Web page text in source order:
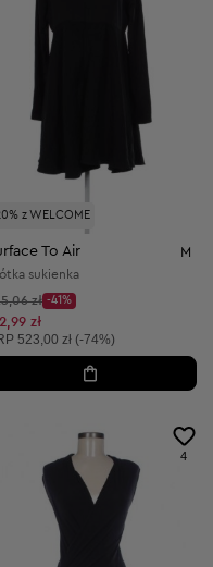
z WELCOME
To Air M
sukienka
początkowa:
zł
Discount Price:
-41%
cena:
zł
sugerowana:
523,00 zł (-74%)
4